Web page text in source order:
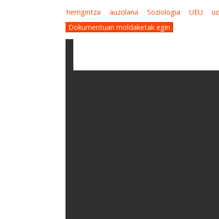
herrigintza auzolana Soziologia UEU
Dokumentuan moldaketak egin